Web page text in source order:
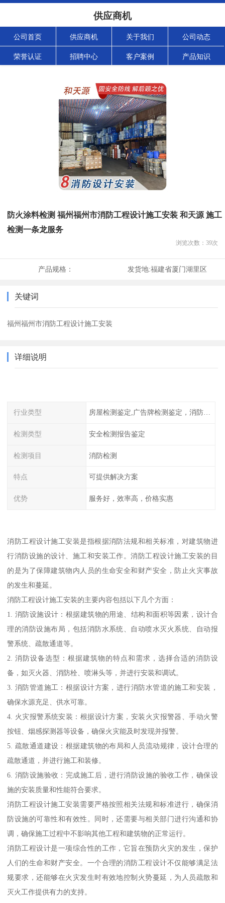
供应商机
公司首页 供应商机 关于我们 公司动态
荣誉认证 招聘中心 客户案例 产品知识
防火涂料检测 福州福州市消防工程设计施工安装 和天源 施工
检测一条龙服务
浏览次数： 39次
产品规格： 发货地:福建省厦门湖里区
关键词
福州福州市消防工程设计施工安装
详细说明
行业类型 房屋检测鉴定,广告牌检测鉴定，消防检测
检测类型 安全检测报告鉴定
检测项目 消防检测
特点 可提供解决方案
优势 服务好，效率高，价格实惠
消防工程设计施工安装是指根据消防法规和相关标准，对建筑物进
行消防设施的设计、施工和安装工作。消防工程设计施工安装的目
的是为了保障建筑物内人员的生命安全和财产安全，防止火灾事故
的发生和蔓延。
消防工程设计施工安装的主要内容包括以下几个方面：
1. 消防设施设计：根据建筑物的用途、结构和面积等因素，设计合
理的消防设施布局，包括消防水系统、自动喷水灭火系统、自动报
警系统、疏散通道等。
2. 消防设备选型：根据建筑物的特点和需求，选择合适的消防设
备，如灭火器、消防栓、喷淋头等，并进行安装和调试。
3. 消防管道施工：根据设计方案，进行消防水管道的施工和安装，
确保水源充足、供水可靠。
4. 火灾报警系统安装：根据设计方案，安装火灾报警器、手动火警
按钮、烟感探测器等设备，确保火灾能及时发现并报警。
5. 疏散通道建设：根据建筑物的布局和人员流动规律，设计合理的
疏散通道，并进行施工和装修。
6. 消防设施验收：完成施工后，进行消防设施的验收工作，确保设
施的安装质量和性能符合要求。
消防工程设计施工安装需要严格按照相关法规和标准进行，确保消
防设施的可靠性和有效性。同时，还需要与相关部门进行沟通和协
调，确保施工过程中不影响其他工程和建筑物的正常运行。
消防工程设计是一项综合性的工作，它旨在预防火灾的发生，保护
人们的生命和财产安全。一个合理的消防工程设计不仅能够满足法
规要求，还能够在火灾发生时有效地控制火势蔓延，为人员疏散和
灭火工作提供有力的支持。